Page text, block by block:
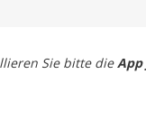
Sie bitte dieApp